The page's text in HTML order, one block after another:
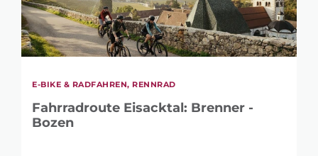
E-BIKE & RADFAHREN, RENNRAD
Fahrradroute Eisacktal: Brenner -
Bozen